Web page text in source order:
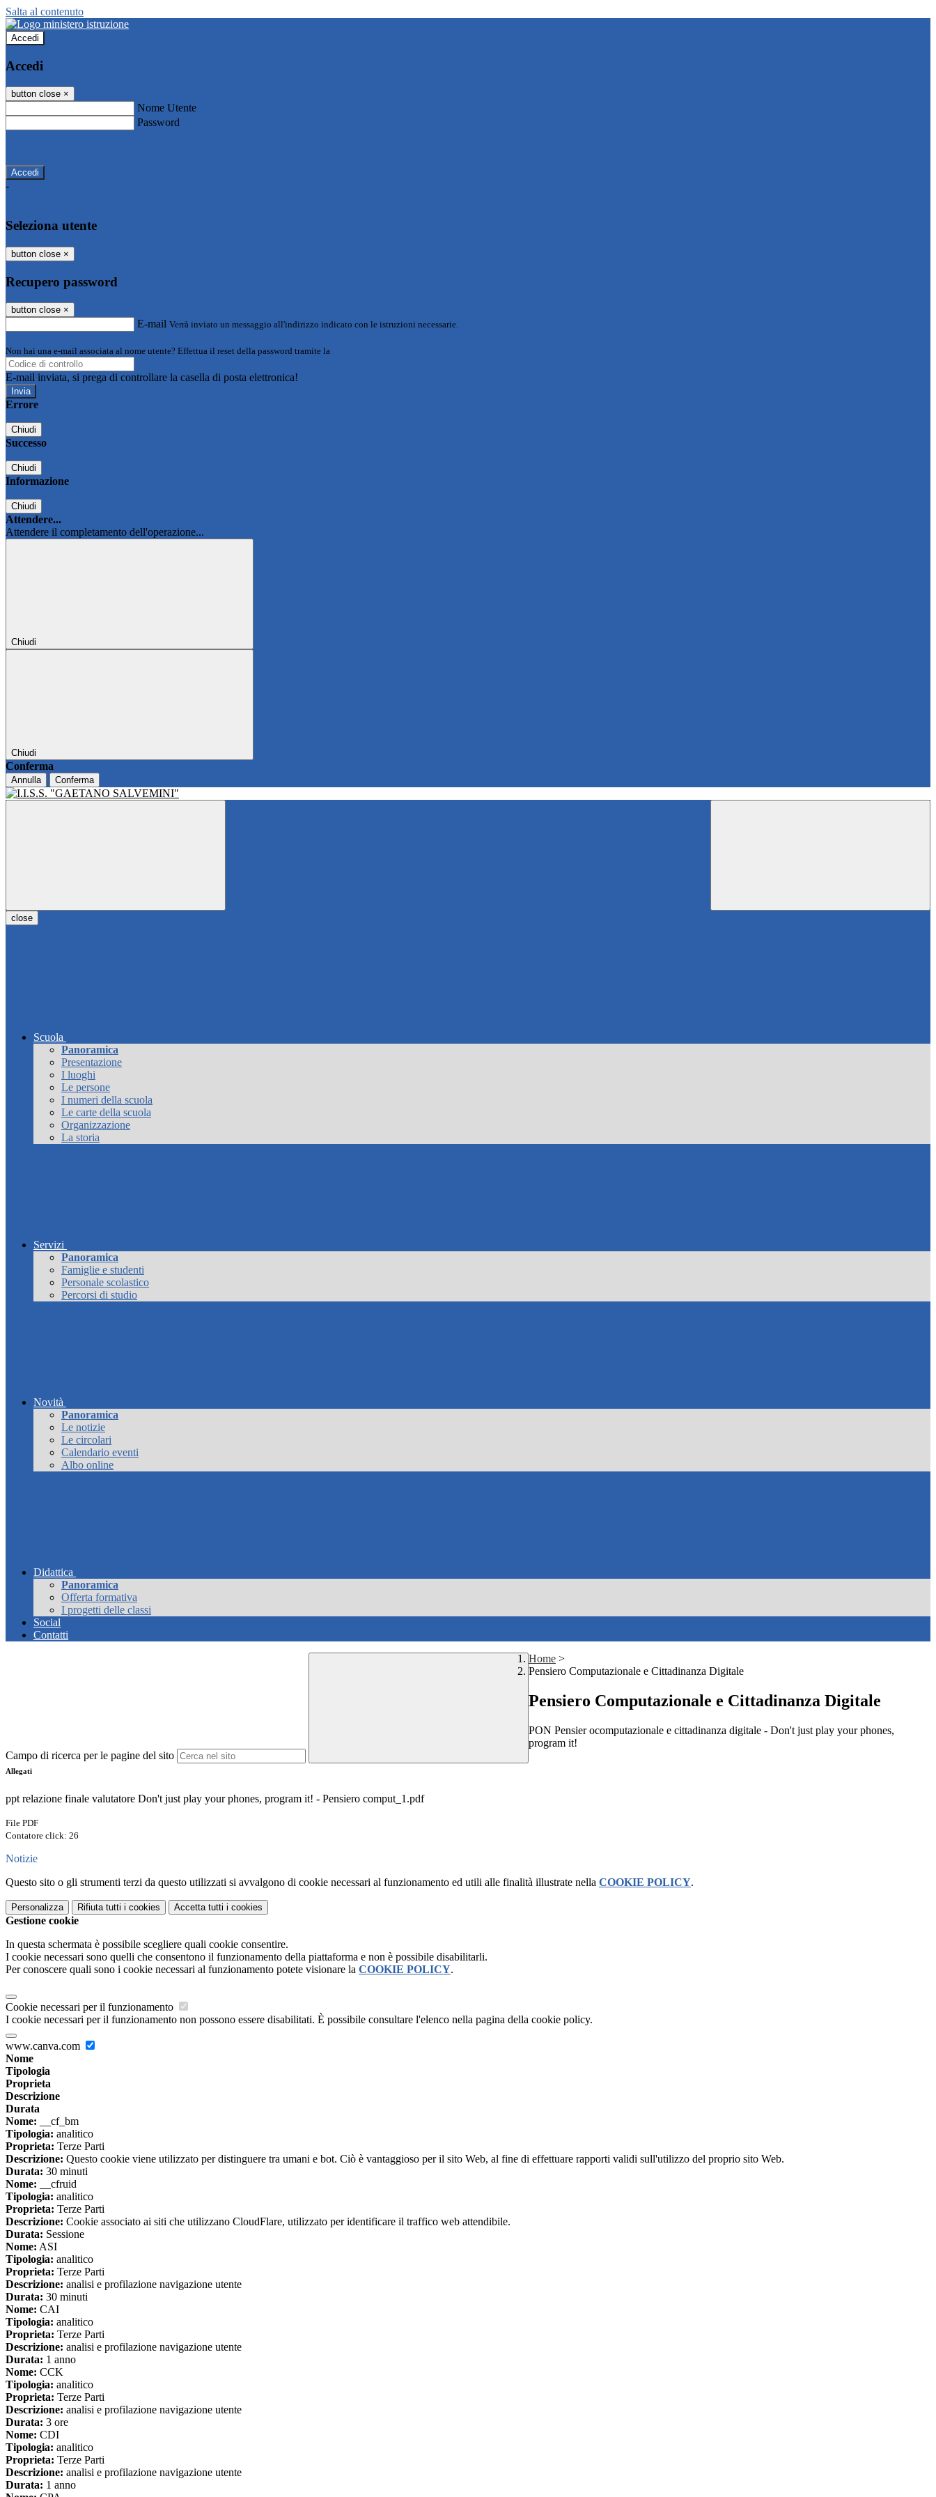
Salta al contenuto
Accedi
Accedi
button close ×
Nome Utente
Password
-
Seleziona utente
button close ×
Recupero password
button close ×
E-mail Verrà inviato un messaggio all'indirizzo indicato con le istruzioni necessarie.
Non hai una e-mail associata al nome utente? Effettua il reset della password tramite la
E-mail inviata, si prega di controllare la casella di posta elettronica!
Errore
Chiudi
Successo
Chiudi
Informazione
Chiudi
Attendere...
Attendere il completamento dell'operazione...
Chiudi
Chiudi
Conferma
Annulla Conferma
close
Scuola
Panoramica
Presentazione
I luoghi
Le persone
I numeri della scuola
Le carte della scuola
Organizzazione
La storia
Servizi
Panoramica
Famiglie e studenti
Personale scolastico
Percorsi di studio
Novità
Panoramica
Le notizie
Le circolari
Calendario eventi
Albo online
Didattica
Panoramica
Offerta formativa
I progetti delle classi
Social
Contatti
Campo di ricerca per le pagine del sito
Home >
Pensiero Computazionale e Cittadinanza Digitale
Pensiero Computazionale e Cittadinanza Digitale
PON Pensier ocomputazionale e cittadinanza digitale - Don't just play your phones,
program it!
Allegati
ppt relazione finale valutatore Don't just play your phones, program it! - Pensiero comput_1.pdf
File PDF
Contatore click: 26
Notizie
Questo sito o gli strumenti terzi da questo utilizzati si avvalgono di cookie necessari al funzionamento ed utili alle finalità illustrate nella COOKIE POLICY.
Personalizza Rifiuta tutti i cookies Accetta tutti i cookies
Gestione cookie
In questa schermata è possibile scegliere quali cookie consentire.
I cookie necessari sono quelli che consentono il funzionamento della piattaforma e non è possibile disabilitarli.
Per conoscere quali sono i cookie necessari al funzionamento potete visionare la COOKIE POLICY.
Cookie necessari per il funzionamento
I cookie necessari per il funzionamento non possono essere disabilitati. È possibile consultare l'elenco nella pagina della cookie policy.
www.canva.com
Nome
Tipologia
Proprieta
Descrizione
Durata
Nome: __cf_bm
Tipologia: analitico
Proprieta: Terze Parti
Descrizione: Questo cookie viene utilizzato per distinguere tra umani e bot. Ciò è vantaggioso per il sito Web, al fine di effettuare rapporti validi sull'utilizzo del proprio sito Web.
Durata: 30 minuti
Nome: __cfruid
Tipologia: analitico
Proprieta: Terze Parti
Descrizione: Cookie associato ai siti che utilizzano CloudFlare, utilizzato per identificare il traffico web attendibile.
Durata: Sessione
Nome: ASI
Tipologia: analitico
Proprieta: Terze Parti
Descrizione: analisi e profilazione navigazione utente
Durata: 30 minuti
Nome: CAI
Tipologia: analitico
Proprieta: Terze Parti
Descrizione: analisi e profilazione navigazione utente
Durata: 1 anno
Nome: CCK
Tipologia: analitico
Proprieta: Terze Parti
Descrizione: analisi e profilazione navigazione utente
Durata: 3 ore
Nome: CDI
Tipologia: analitico
Proprieta: Terze Parti
Descrizione: analisi e profilazione navigazione utente
Durata: 1 anno